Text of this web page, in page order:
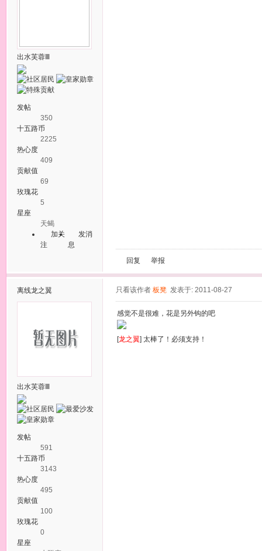
出水芙蓉Ⅲ
发帖
350
十五路币
2225
热心度
409
贡献值
69
玫瑰花
5
星座
天蝎
加关
注
发消
息
回复 举报
离线龙之翼
出水芙蓉Ⅲ
发帖
591
十五路币
3143
热心度
495
贡献值
100
玫瑰花
0
星座
只看该作者 板凳 发表于: 2011-08-27
感觉不是很难，花是另外钩的吧
[龙之翼] 太棒了！必须支持！